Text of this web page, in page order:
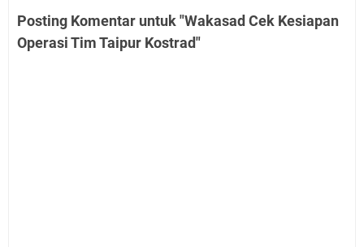
Posting Komentar untuk "Wakasad Cek Kesiapan
Operasi Tim Taipur Kostrad"